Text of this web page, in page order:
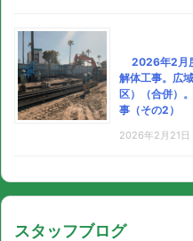
2026年2月
解体工事。広
区）（合併）
事（その2）
2026年2月21日
スタッフブログ